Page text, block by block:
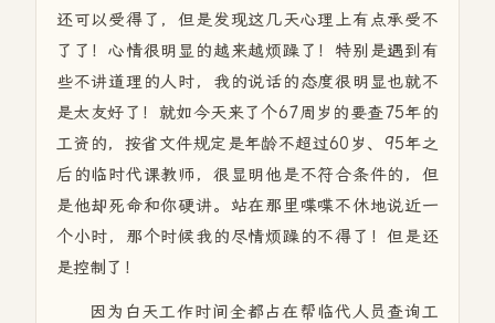
还可以受得了，但是发现这几天心理上有点承受不
了了！心情很明显的越来越烦躁了！特别是遇到有
些不讲道理的人时，我的说话的态度很明显也就不
是太友好了！就如今天来了个67周岁的要查75年的
工资的，按省文件规定是年龄不超过60岁、95年之
后的临时代课教师，很显明他是不符合条件的，但
是他却死命和你硬讲。站在那里喋喋不休地说近一
个小时，那个时候我的尽情烦躁的不得了！但是还
是控制了！
因为白天工作时间全都占在帮临代人员查询工